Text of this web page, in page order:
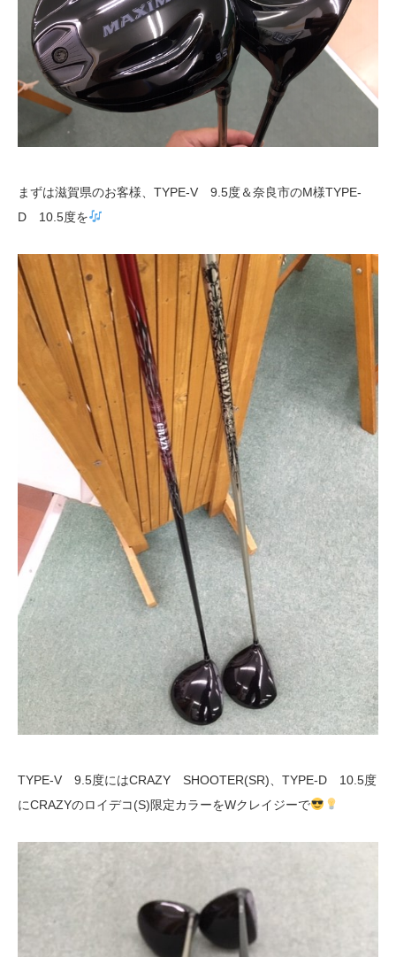
まずは滋賀県のお客様、TYPE-V 9.5度＆奈良市のM様TYPE-
D 10.5度を
TYPE-V 9.5度にはCRAZY SHOOTER(SR)、TYPE-D 10.5度
にCRAZYのロイデコ(S)限定カラーをWクレイジーで